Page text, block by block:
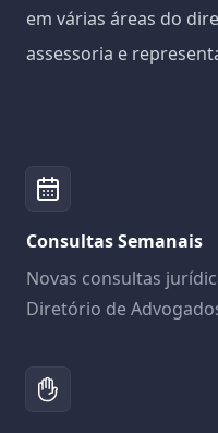
em várias áreas do
assessoria e
Consultas Semanais
Novas consultas
Diretório de